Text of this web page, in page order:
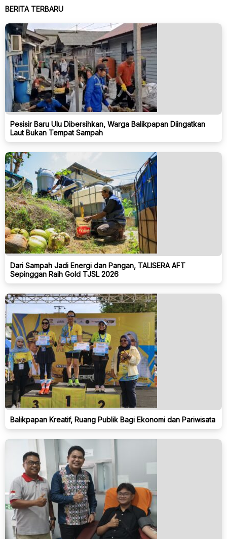
BERITA TERBARU
Pesisir Baru Ulu Dibersihkan, Warga Balikpapan Diingatkan
Laut Bukan Tempat Sampah
Dari Sampah Jadi Energi dan Pangan, TALISERA AFT
Sepinggan Raih Gold TJSL 2026
Balikpapan Kreatif, Ruang Publik Bagi Ekonomi dan Pariwisata